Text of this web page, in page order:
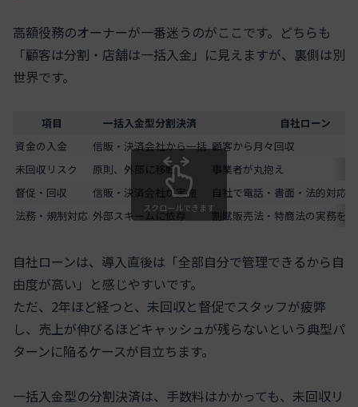
高額役務のオーナーが一番迷うのがここです。どちらも
「顧客は分割・店舗は一括入金」に見えますが、裏側は別
世界です。
項目 一括入金型分割決済
自社ローン
資金の入金
信販・決済会社から一括 顧客から月々回収
未回収リスク
原則、外部に移転
事業者が丸抱え
督促・回収
信販・決済会社が実施
自社で電話・書面・法的対応
法務・規制対応 外部スキームに依存 割賦販売法・特商法の実務を
スクロールできます
自社ローンは、導入直後は「全部自分で管理できるから自
由度が高い」と感じやすいです。
ただ、2年ほど経つと、未回収と督促でスタッフが疲弊
し、売上が伸びるほどキャッシュが残らないという典型パ
ターンに陥るケースが目立ちます。
一括入金型の分割決済は、手数料はかかっても、未回収リ